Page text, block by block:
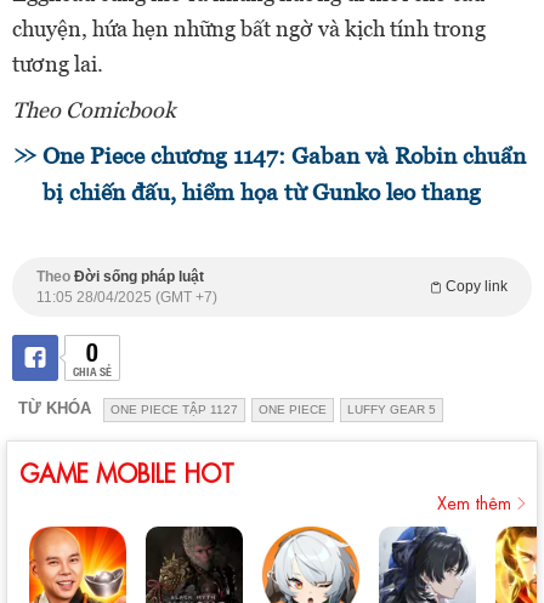
chuyện, hứa hẹn những bất ngờ và kịch tính trong
tương lai.
Theo Comicbook
One Piece chương 1147: Gaban và Robin chuẩn
bị chiến đấu, hiểm họa từ Gunko leo thang
Theo Đời sống pháp luật
Copy link
11:05 28/04/2025 (GMT +7)
0
CHIA SẺ
TỪ KHÓA ONE PIECE TẬP 1127 ONE PIECE LUFFY GEAR 5
GAME MOBILE HOT
Xem thêm